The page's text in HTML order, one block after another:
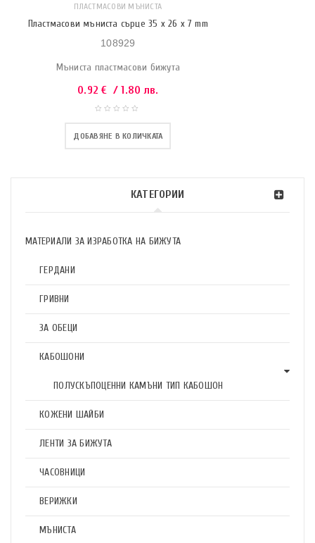
КАТЕГОРИИ
МАТЕРИАЛИ ЗА ИЗРАБОТКА НА БИЖУТА
ГЕРДАНИ
ГРИВНИ
ЗА ОБЕЦИ
КАБОШОНИ
ПОЛУСКЪПОЦЕННИ КАМЪНИ ТИП КАБОШОН
КОЖЕНИ ШАЙБИ
ЛЕНТИ ЗА БИЖУТА
ЧАСОВНИЦИ
ВЕРИЖКИ
МЪНИСТА
ПЛАСТМАСОВИ МЪНИСТА
Пластмасови мъниста сърце 35 x 26 x 7 mm
108929
Мъниста пластмасови бижута
0.92€ / 1.80 лв.
ДОБАВЯНЕ В КОЛИЧКАТА